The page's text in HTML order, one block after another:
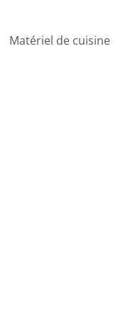
Matériel de cuisine